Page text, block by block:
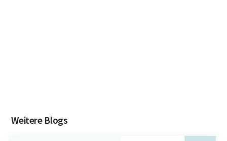
Weitere Blogs